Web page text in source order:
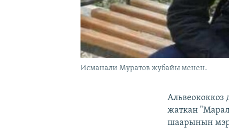
Исманали Муратов жубайы менен.
Альвеококкоз
жаткан
шаарынын